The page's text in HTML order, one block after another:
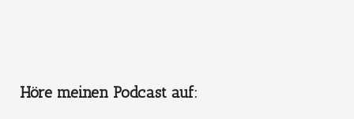
Höre meinen Podcast auf: